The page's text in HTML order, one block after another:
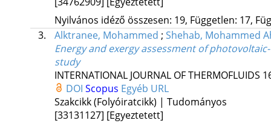
Nyilvános idéző összesen: 19, Független: 17,
3.
Alktranee, Mohammed ; Shehab, Mohammed
Energy and exergy assessment of
study
INTERNATIONAL JOURNAL OF THERMOFLUIDS
DOI Scopus Egyéb URL
Szakcikk (Folyóiratcikk) | Tudományos
[33131127] [Egyeztetett]